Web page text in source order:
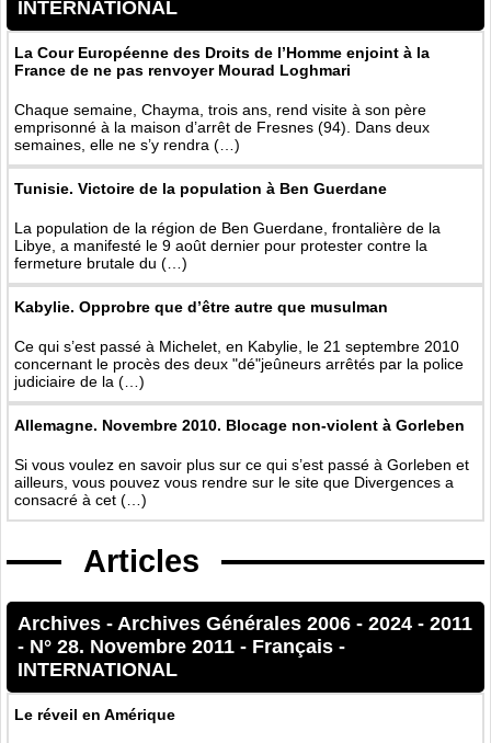
INTERNATIONAL
La Cour Européenne des Droits de l’Homme enjoint à la
France de ne pas renvoyer Mourad Loghmari
Chaque semaine, Chayma, trois ans, rend visite à son père
emprisonné à la maison d’arrêt de Fresnes (94). Dans deux
semaines, elle ne s’y rendra (…)
Tunisie. Victoire de la population à Ben Guerdane
La population de la région de Ben Guerdane, frontalière de la
Libye, a manifesté le 9 août dernier pour protester contre la
fermeture brutale du (…)
Kabylie. Opprobre que d’être autre que musulman
Ce qui s’est passé à Michelet, en Kabylie, le 21 septembre 2010
concernant le procès des deux "dé"jeûneurs arrêtés par la police
judiciaire de la (…)
Allemagne. Novembre 2010. Blocage non-violent à Gorleben
Si vous voulez en savoir plus sur ce qui s’est passé à Gorleben et
ailleurs, vous pouvez vous rendre sur le site que Divergences a
consacré à cet (…)
Articles
Archives - Archives Générales 2006 - 2024 - 2011
- N° 28. Novembre 2011 - Français -
INTERNATIONAL
Le réveil en Amérique